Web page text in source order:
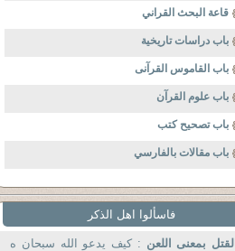
قاعة البحث القراني
باب دراسات تاريخية
باب القاموس القرآنى
باب علوم القرآن
باب تصحيح كتب
باب مقالات بالفارسي
فاسألوا اهل الذكر
القتل بمعنى اللعن : كيف يدعو الله سبحان ه